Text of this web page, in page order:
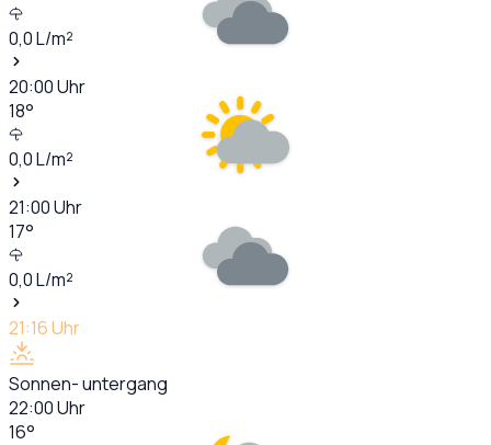
0,0L/m²
20:00Uhr
18°
0,0L/m²
21:00Uhr
17°
0,0L/m²
21:16Uhr
Sonnen- untergang
22:00Uhr
16°